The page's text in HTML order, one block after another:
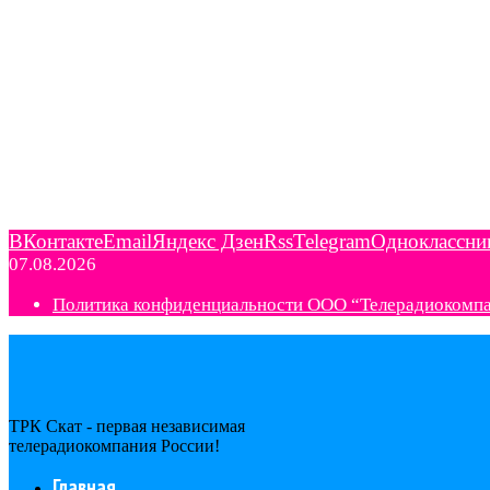
ВКонтактеEmailЯндекс ДзенRssTelegram
07.08.2026
Политика конфиденциальности ООО
ТРК Скат - первая независимая
телерадиокомпания Роcсии!